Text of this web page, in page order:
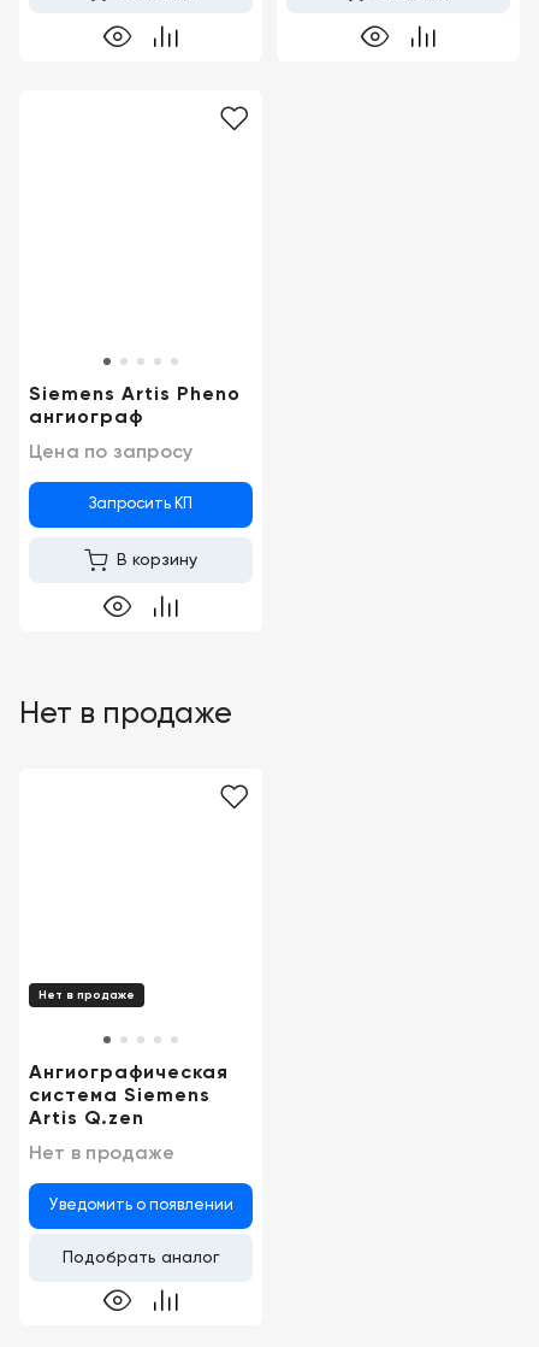
Siemens Artis Pheno
ангиограф
Цена по запросу
Запросить КП
В корзину
Нет в продаже
Нет в продаже
Ангиографическая
система Siemens
Artis Q.zen
Нет в продаже
Уведомить о появлении
Подобрать аналог